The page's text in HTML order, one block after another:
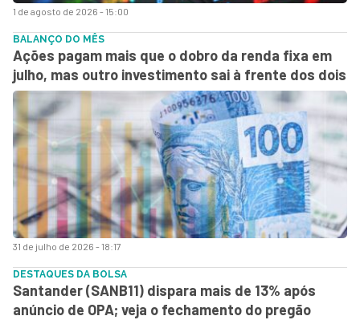
1 de agosto de 2026 - 15:00
31 de julho de 2026 - 18:17
BALANÇO DO MÊS
Ações pagam mais que o dobro da renda fixa em
julho, mas outro investimento sai à frente dos dois
DESTAQUES DA BOLSA
Santander (SANB11) dispara mais de 13% após
anúncio de OPA; veja o fechamento do pregão